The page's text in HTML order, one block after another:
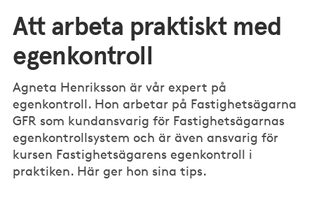
Att arbeta praktiskt med
egenkontroll
Agneta Henriksson är vår expert på
egenkontroll. Hon arbetar på Fastighetsägarna
GFR som kundansvarig för Fastighetsägarnas
egenkontrollsystem och är även ansvarig för
kursen Fastighetsägarens egenkontroll i
praktiken. Här ger hon sina tips.